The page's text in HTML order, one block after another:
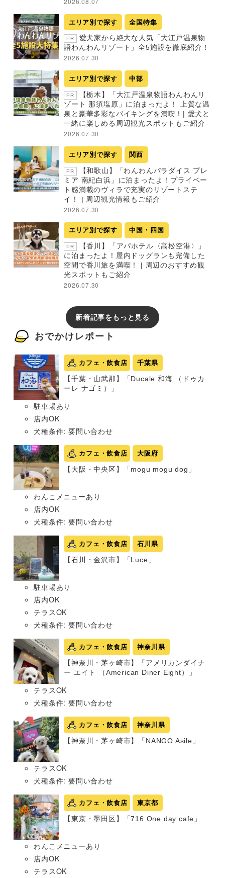
エリア別で探す 全国特集
PR
愛犬家から絶大な人気「大江戸温泉物
語わんわんリゾート」全5施設を徹底紹介！
2026.07.30
エリア別で探す 中部
PR
【栃木】「大江戸温泉物語わんわんリ
ゾート 那須塩原」に泊まったよ！ 上質な温
泉と豪華多彩なバイキングを満喫！| 愛犬と
一緒に楽しめる周辺観光スポットもご紹介
2026.07.30
エリア別で探す 関西
PR
【和歌山】「わんわんパラダイス プレ
ミア 南紀白浜」に泊まったよ！プライベー
ト感満載のヴィラで充実のリゾートステ
イ！ | 周辺観光情報もご紹介
2026.07.30
エリア別で探す 中国・四国
PR
【香川】「アパホテル〈高松空港〉」
に泊まったよ！屋内ドッグランも完備した
空間で香川旅を満喫！ | 周辺のおすすめ観
光スポットもご紹介
2026.07.30
新着記事をもっと見る
おでかけレポート
カフェ・飲食店 千葉県
【千葉・山武郡】「Ducale 和海 （ドゥカ
ーレ ナゴミ）」
駐車場あり
店内OK
犬種条件: 要問い合わせ
カフェ・飲食店 大阪府
【大阪・中央区】「mogu mogu dog」
わんこメニューあり
店内OK
犬種条件: 要問い合わせ
カフェ・飲食店 石川県
【石川・金沢市】「Luce」
駐車場あり
店内OK
テラスOK
犬種条件: 要問い合わせ
カフェ・飲食店 神奈川県
【神奈川・茅ヶ崎市】「アメリカンダイナ
ー エイト （American Diner Eight）」
テラスOK
犬種条件: 要問い合わせ
カフェ・飲食店 神奈川県
【神奈川・茅ヶ崎市】「NANGO Asile」
テラスOK
犬種条件: 要問い合わせ
カフェ・飲食店 東京都
【東京・墨田区】「716 One day cafe」
わんこメニューあり
店内OK
テラスOK